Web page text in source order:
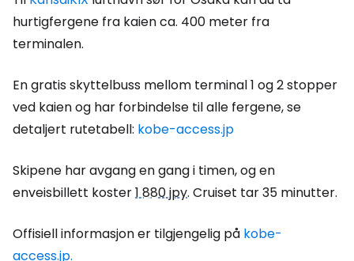
hurtigfergene fra kaien ca. 400 meter fra
terminalen.
En gratis skyttelbuss mellom terminal 1 og 2 stopper
ved kaien og har forbindelse til alle fergene, se
detaljert rutetabell: kobe-access.jp
Skipene har avgang en gang i timen, og en
enveisbillett koster1 880 jpy. Cruiset tar 35 minutter.
Offisiell informasjon er tilgjengelig på kobe-
access.jp.